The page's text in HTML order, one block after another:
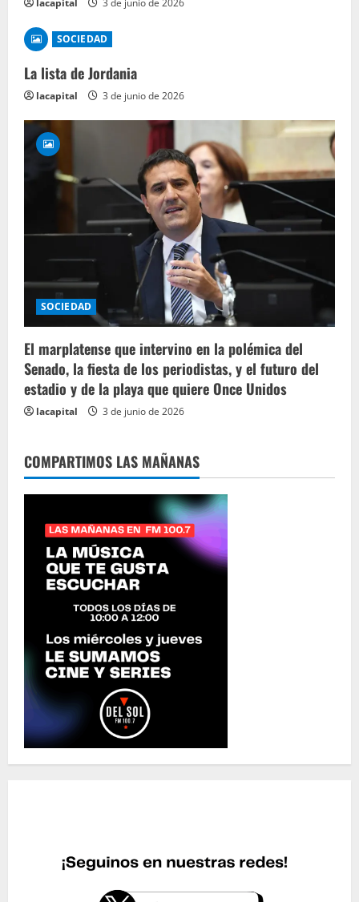
SOCIEDAD
La lista de Jordania
lacapital 3 de junio de 2026
SOCIEDAD
El marplatense que intervino en la polémica del
Senado, la fiesta de los periodistas, y el futuro del
estadio y de la playa que quiere Once Unidos
lacapital 3 de junio de 2026
COMPARTIMOS LAS MAÑANAS